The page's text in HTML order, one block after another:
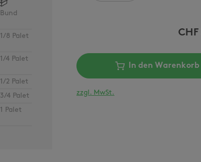
Bund
1/8 Palet
1/4 Palet
1/2 Palet
3/4 Palet
1 Palet
CHF
In den Warenkorb
zzgl. MwSt.